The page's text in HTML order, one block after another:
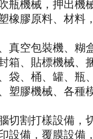
瓶機械，押出機
橡膠原料、材料
真空包裝機、糊
箱、貼標機械、
袋、桶、罐、瓶
塑膠機械、各種
切割打樣設備，
設備，覆膜設備